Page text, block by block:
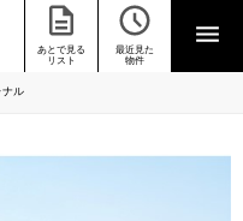
あとで見る
リスト
最近見た
物件
ナル